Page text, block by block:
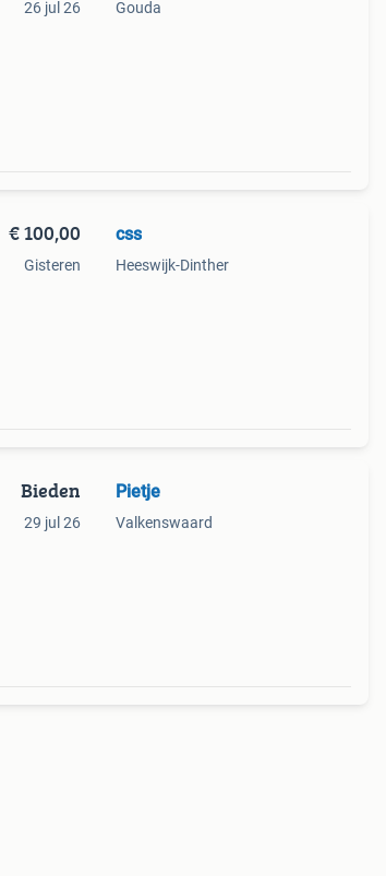
26 jul 26 Gouda
€ 100,00
Gisteren
css
Heeswijk-Dinther
Bieden
29 jul 26
Pietje
Valkenswaard